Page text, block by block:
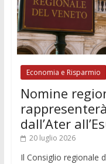
Economia e Risparmio
Nomine
dall’Ater
20 luglio 2026
Il Consiglio regionale